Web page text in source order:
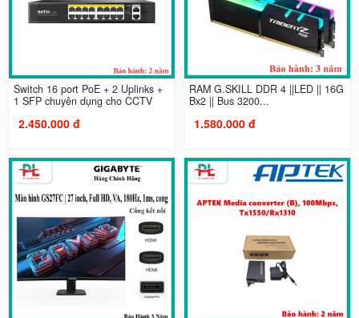
Switch 16 port PoE + 2 Uplinks +
1 SFP chuyên dụng cho CCTV
2.450.000 đ
RAM G.SKILL DDR 4 ||LED || 16G
Bx2 || Bus 3200...
1.580.000 đ